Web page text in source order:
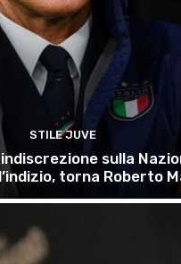
STILE JUVE
sulla
torna Roberto